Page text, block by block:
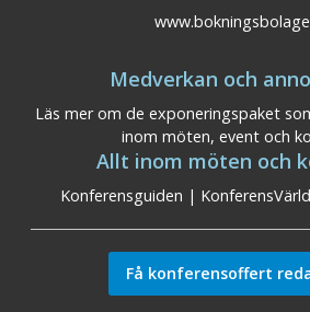
Medverkan och
Läs mer om de exponeringspaket
inom möten, event och
Allt inom möten och
Konferensguiden |
Få konferensoffert